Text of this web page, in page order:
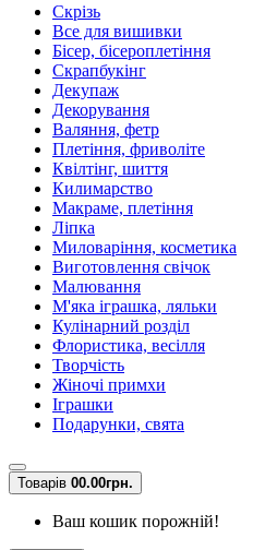
Скрізь
Все для вишивки
Бісер, бісероплетіння
Скрапбукінг
Декупаж
Декорування
Валяння, фетр
Плетіння, фриволіте
Квілтінг, шиття
Килимарство
Макраме, плетіння
Ліпка
Миловаріння, косметика
Виготовлення свічок
Малювання
М'яка іграшка, ляльки
Кулінарний розділ
Флористика, весілля
Творчість
Жіночі примхи
Іграшки
Подарунки, свята
Товарів 00.00грн.
Ваш кошик порожній!